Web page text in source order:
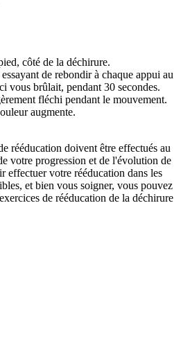
côté de la déchirure.
de rebondir à chaque appui au
vous brûlait, pendant 30 secondes.
fléchi pendant le mouvement.
augmente.
rééducation doivent être effectués au
votre progression et de l'évolution de
effectuer votre rééducation dans les
et bien vous soigner, vous pouvez
de rééducation de la déchirure